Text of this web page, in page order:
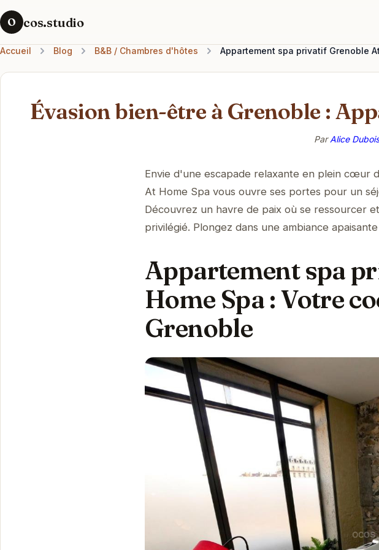
O cos.studio
Accueil Blog B&B / Chambres d'hôtes Appartement spa privatif Grenoble
Évasion bien-être à Grenoble :
ParAlice Dubois
Envie d'une escapade relaxante en plein cœur
At Home Spa vous ouvre ses portes pour un
Découvrez un havre de paix où se ressourcer
privilégié. Plongez dans une ambiance
Appartement spa
Home Spa : Votre
Grenoble